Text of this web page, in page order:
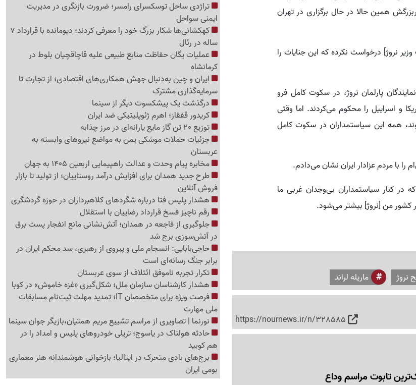
همین حالا در حال برگزاری در تهران
نروژ] درخواست نکرده که این جنایات را
پارلمان نروژ، در سکوت کامل فرو
و اسراییل را محکوم می‌کردند. اما وقتی
همه این سیاستمداران در سکوت کامل
با مردم عزادار ایران نشان می‌دادم.
کنار سیاستمداران بی‌وجدان غربی ما
کشور من [نروژ] بیشتر می‌شود.
نروژ ماریله لراند
https://nournews.ir/n/328585
تابوت مراسم وداع
تراژدی ساحل توسکسرای رامسر؛ ضرورت بازنگری در مدیریت
ایمنی سواحل
کهکشانی‌ها شکار بزرگ خود را معرفی کردند؛ دیومانده با قرارداد 7
ساله در رئال
عملیات یگان حفاظت منابع طبیعی علیه قاچاقچیان بلوط در
کرمانشاه
ایران و چین به‌دنبال جهش همکاری‌های اقتصادی؛ از تجارت تا
سرمایه‌گذاری مشترک
درگذشت یک پیشکسوت دیگر از سینما
کریدور قفقاز؛ اهرم ژئوپلیتیکی ضد ایران
توزیع 20 تن گاز مایع یارانه‌ای در مرز چذابه
جزئیات حملات موشکی یمن به مواضع نیروهای وابسته به
عربستان
مخابره پیام وحدت و عدالت راهپیمایی اربعین 1405 به جهان
طرح جدید همدان برای افزایش درآمد روستاییان؛ از تولید تا بازار
فروش آنلاین
هشدار پلیس فتا درباره شگردهای کلاهبرداران در حوزه گردشگری
رقم ناچیز فسخ قرارداد رضاییان با استقلال
جلوگیری از فاجعه در همدان؛ آتش‌نشانی مانع انفجار پست برق
در آتش‌سوزی برج شد
حاجی‌بابایی: انسجام ملی و پیروی از رهبری، سد محکم ایران در
برابر جنگ رسانه‌ای است
تکرار تجربه ناموفق ائتلاف از سوی عربستان
هشدار کارشناسان سازمان ملل؛ شکل‌گیری «غزه‌ خاموش» در کوبا
فرصت ویژه برای متخصصان IT؛ تمدید مهلت ثبت‌نام مسابقات
ملی مهارت
نورنما | تصاویری از مراسم تشییع مریم همتیان،بازیگر جوان سینما
حادثه هولناک در یاسوج؛ تریلی خودروهای پلیس و امداد را در
هم کوبید
برج‌های بادی متحرک در ایتالیا؛ بازخوانی هوشمندانه هنر معماری
بومی ایران